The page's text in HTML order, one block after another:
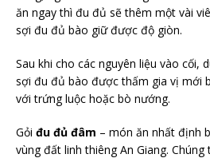
ăn ngay thì đu đủ sẽ thêm một vài
sợi đu đủ bào giữ được độ giòn.
Sau khi cho các nguyên liệu vào cối,
sợi đu đủ bào được thấm gia vị mới
với trứng luộc hoặc bò nướng.
Gỏi đu đủ đâm – món ăn nhất định
vùng đất linh thiêng An Giang.